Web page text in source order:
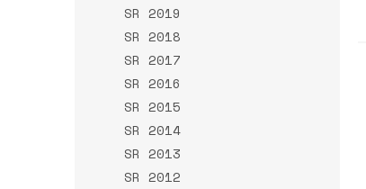
SR 2019
SR 2018
SR 2017
SR 2016
SR 2015
SR 2014
SR 2013
SR 2012